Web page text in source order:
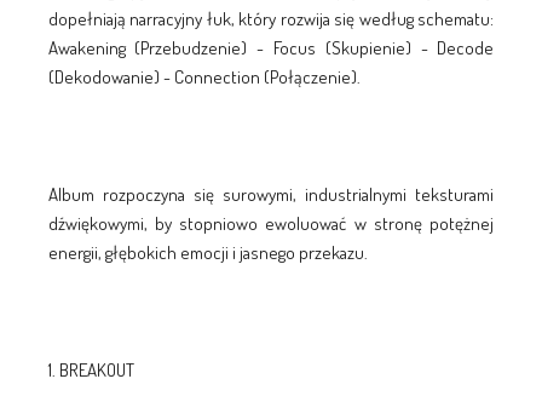
dopełniają narracyjny łuk, który rozwija się według schematu:
Awakening (Przebudzenie) - Focus (Skupienie) - Decode
(Dekodowanie) - Connection (Połączenie).
Album rozpoczyna się surowymi, industrialnymi teksturami
dźwiękowymi, by stopniowo ewoluować w stronę potężnej
energii, głębokich emocji i jasnego przekazu.
1. BREAKOUT